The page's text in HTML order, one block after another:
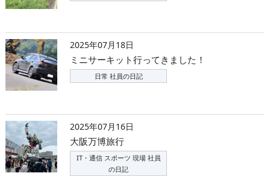
2025年07月18日
ミニサーキット行ってきました！
日常 社員の日記
2025年07月16日
大阪万博旅行
IT・通信 スポーツ 現場 社員
の日記